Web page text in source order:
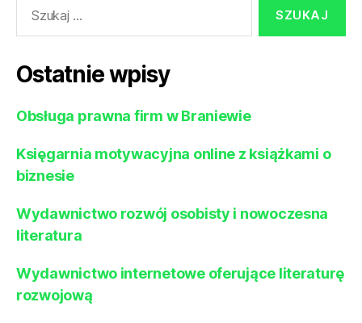
Ostatnie wpisy
Obsługa prawna firm w Braniewie
Księgarnia motywacyjna online z książkami o
biznesie
Wydawnictwo rozwój osobisty i nowoczesna
literatura
Wydawnictwo internetowe oferujące literaturę
rozwojową